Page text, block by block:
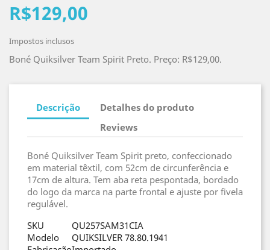
R$129,00
Impostos inclusos
Boné Quiksilver Team Spirit Preto. Preço: R$129,00.
Descrição
Detalhes do produto
Reviews
Boné Quiksilver Team Spirit preto, confeccionado
em material têxtil, com 52cm de circunferência e
17cm de altura. Tem aba reta pespontada, bordado
do logo da marca na parte frontal e ajuste por fivela
regulável.
SKU
QU257SAM31CIA
Modelo
QUIKSILVER 78.80.1941